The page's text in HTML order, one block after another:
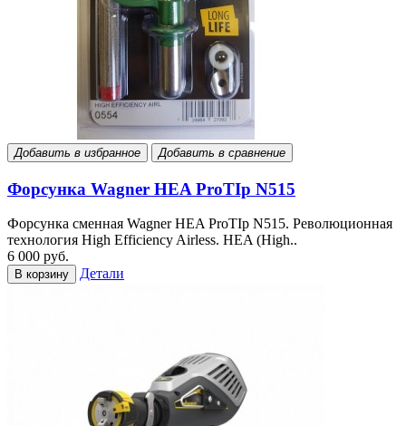
Добавить в избранное Добавить в сравнение
Форсунка Wagner HEA ProTIp N515
Форсунка сменная Wagner HEA ProTIp N515. Революционная
технология High Efficiency Airless. HEA (High..
6 000 руб.
В корзину Детали